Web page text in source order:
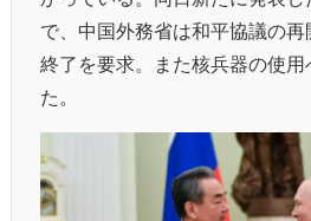
で、中国外務省は和平協議の
終了を要求。また核兵器の使
た。